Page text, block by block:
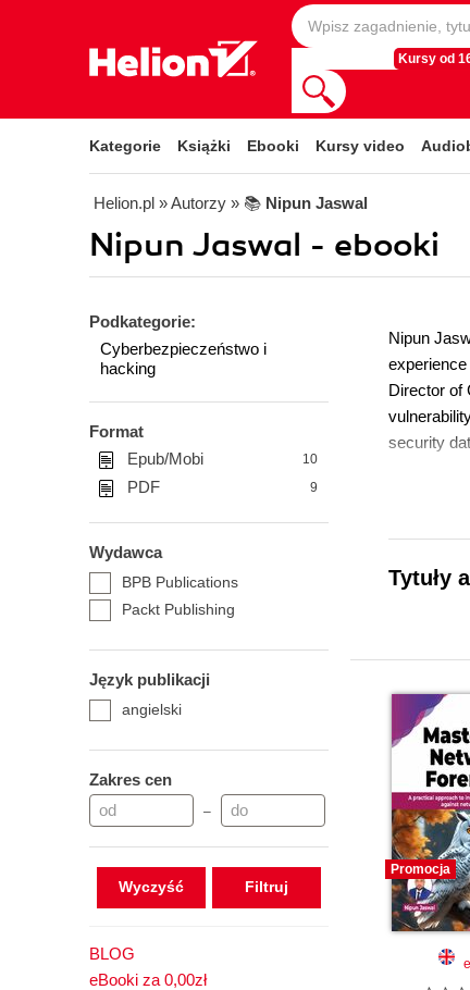
Kursy od
Kategorie Książki Ebooki Kursy video
Helion.pl » Autorzy » 📚 Nipun Jaswal
Nipun Jaswal - ebooki
Podkategorie:
Cyberbezpieczeństwo i
hacking
Format
Epub/Mobi
10
PDF 9
Wydawca
BPB Publications
Packt Publishing
Język publikacji
angielski
Zakres cen
–
Wyczyść
BLOG
eBooki za 0,00zł
Nipun
Director of
security
Tytuły
Promocja